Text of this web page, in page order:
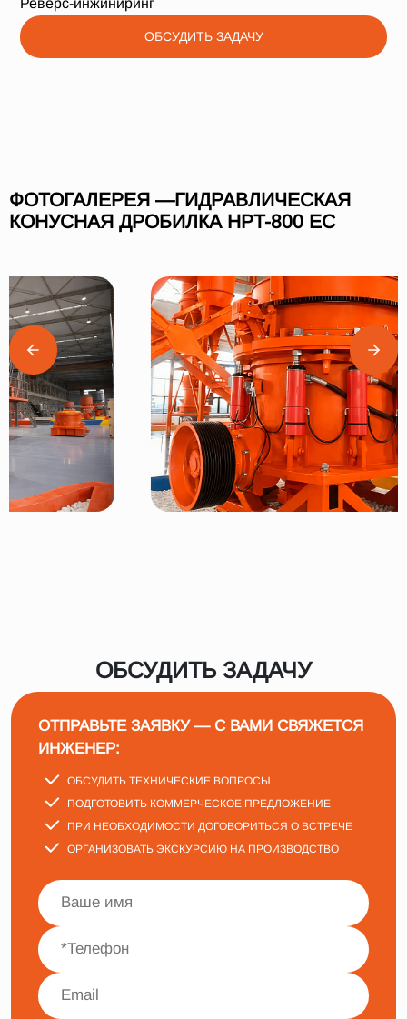
Реверс-инжиниринг
ОБСУДИТЬ ЗАДАЧУ
ФОТОГАЛЕРЕЯ —ГИДРАВЛИЧЕСКАЯ
КОНУСНАЯ ДРОБИЛКА HPT-800 EC
ОБСУДИТЬ ЗАДАЧУ
ОТПРАВЬТЕ ЗАЯВКУ — С ВАМИ СВЯЖЕТСЯ
ИНЖЕНЕР:
ОБСУДИТЬ ТЕХНИЧЕСКИЕ ВОПРОСЫ
ПОДГОТОВИТЬ КОММЕРЧЕСКОЕ ПРЕДЛОЖЕНИЕ
ПРИ НЕОБХОДИМОСТИ ДОГОВОРИТЬСЯ О ВСТРЕЧЕ
ОРГАНИЗОВАТЬ ЭКСКУРСИЮ НА ПРОИЗВОДСТВО